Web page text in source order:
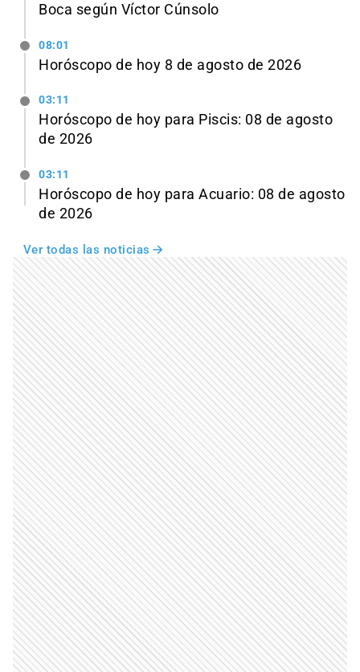
Boca según Víctor Cúnsolo
08:01
Horóscopo de hoy 8 de agosto de 2026
03:11
Horóscopo de hoy para Piscis: 08 de agosto
de 2026
03:11
Horóscopo de hoy para Acuario: 08 de agosto
de 2026
Ver todas las noticias